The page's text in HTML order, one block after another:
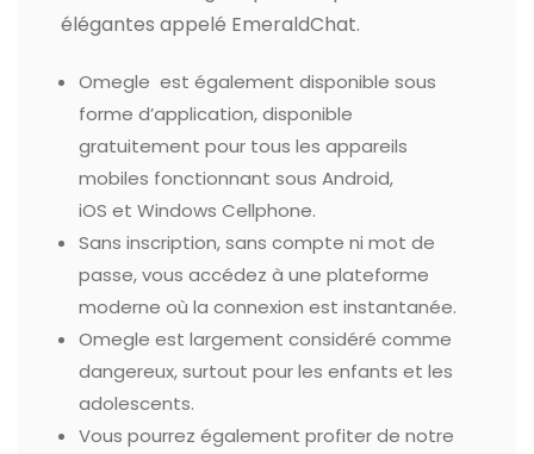
élégantes appelé EmeraldChat.
Omegle est également disponible sous
forme d’application, disponible
gratuitement pour tous les appareils
mobiles fonctionnant sous Android,
iOS et Windows Cellphone.
Sans inscription, sans compte ni mot de
passe, vous accédez à une plateforme
moderne où la connexion est instantanée.
Omegle est largement considéré comme
dangereux, surtout pour les enfants et les
adolescents.
Vous pourrez également profiter de notre